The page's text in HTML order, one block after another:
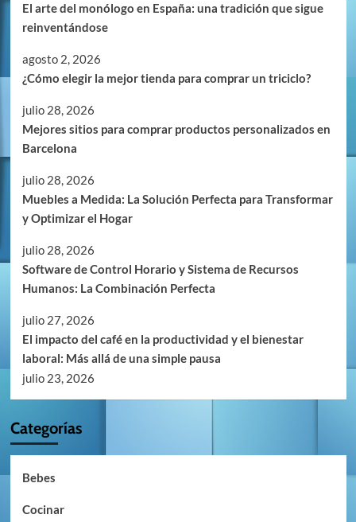
El arte del monólogo en España: una tradición que sigue
reinventándose
agosto 2, 2026
¿Cómo elegir la mejor tienda para comprar un triciclo?
julio 28, 2026
Mejores sitios para comprar productos personalizados en
Barcelona
julio 28, 2026
Muebles a Medida: La Solución Perfecta para Transformar
y Optimizar el Hogar
julio 28, 2026
Software de Control Horario y Sistema de Recursos
Humanos: La Combinación Perfecta
julio 27, 2026
El impacto del café en la productividad y el bienestar
laboral: Más allá de una simple pausa
julio 23, 2026
Categorías
Bebes
Cocinar